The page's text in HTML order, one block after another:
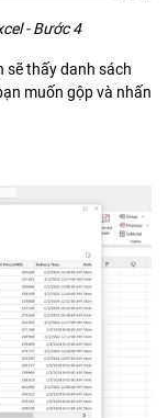
- Bước 4
sẽ thấy danh sách
muốn gộp và nhấn